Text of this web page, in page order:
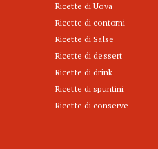
Ricette di Uova
Ricette di contorni
Ricette di Salse
Ricette di dessert
Ricette di drink
Ricette di spuntini
Ricette di conserve